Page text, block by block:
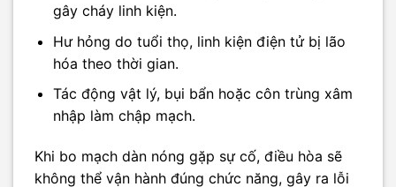
gây cháy linh kiện.
Hư hỏng do tuổi thọ, linh kiện điện tử bị lão
hóa theo thời gian.
Tác động vật lý, bụi bẩn hoặc côn trùng xâm
nhập làm chập mạch.
Khi bo mạch dàn nóng gặp sự cố, điều hòa sẽ
không thể vận hành đúng chức năng, gây ra lỗi